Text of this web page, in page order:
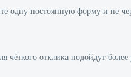
постоянную форму и не
чёткого отклика подойдут